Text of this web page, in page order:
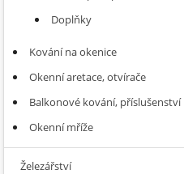
Doplňky
Kování na okenice
Okenní aretace, otvírače
Balkonové kování, příslušenství
Okenní mříže
Železářství